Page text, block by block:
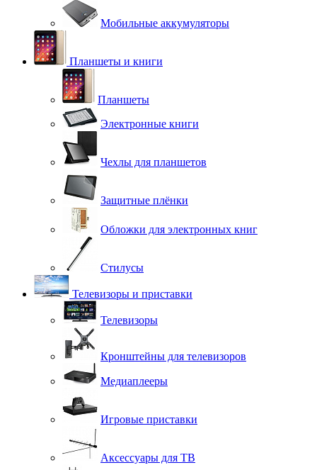
Мобильные аккумуляторы
Планшеты и книги
Планшеты
Электронные книги
Чехлы для планшетов
Защитные плёнки
Обложки для электронных книг
Стилусы
Телевизоры и приставки
Телевизоры
Кронштейны для телевизоров
Медиаплееры
Игровые приставки
Аксессуары для ТВ